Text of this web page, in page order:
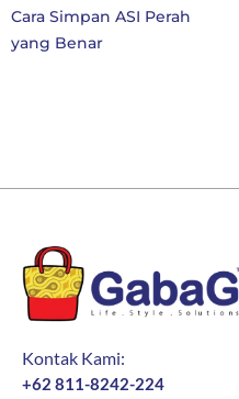
Rekomendasi Cooler Bag
ASI Terbaik 2026
Kontak Kami:
+62 811-8242-224